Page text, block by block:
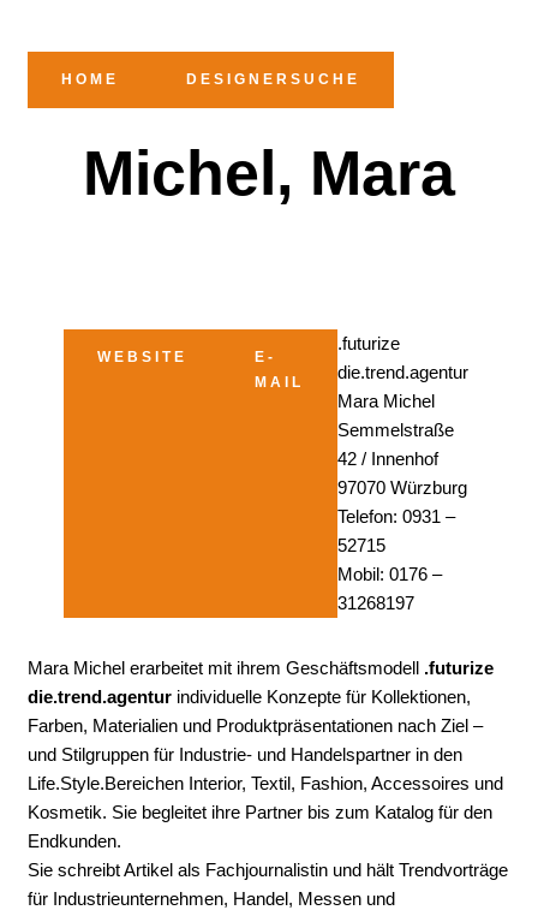
HOME DESIGNERSUCHE
Michel, Mara
WEBSITE
E-
MAIL
.futurize
die.trend.agentur
Mara Michel
Semmelstraße
42 / Innenhof
97070 Würzburg
Telefon: 0931 –
52715
Mobil: 0176 –
31268197
Mara Michel erarbeitet mit ihrem Geschäftsmodell .futurize
die.trend.agentur individuelle Konzepte für Kollektionen,
Farben, Materialien und Produktpräsentationen nach Ziel –
und Stilgruppen für Industrie- und Handelspartner in den
Life.Style.Bereichen Interior, Textil, Fashion, Accessoires und
Kosmetik. Sie begleitet ihre Partner bis zum Katalog für den
Endkunden.
Sie schreibt Artikel als Fachjournalistin und hält Trendvorträge
für Industrieunternehmen, Handel, Messen und